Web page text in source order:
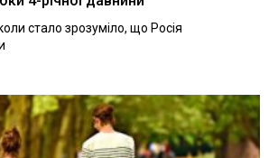
стало зрозуміло, що Росія